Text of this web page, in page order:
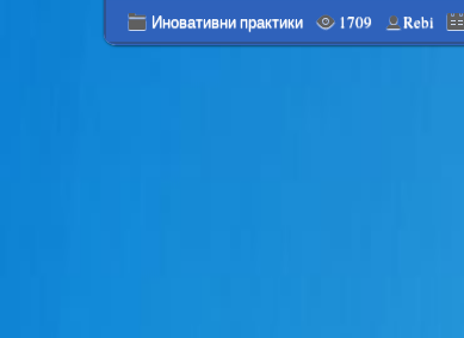
Иновативни практики 1709 Rebi